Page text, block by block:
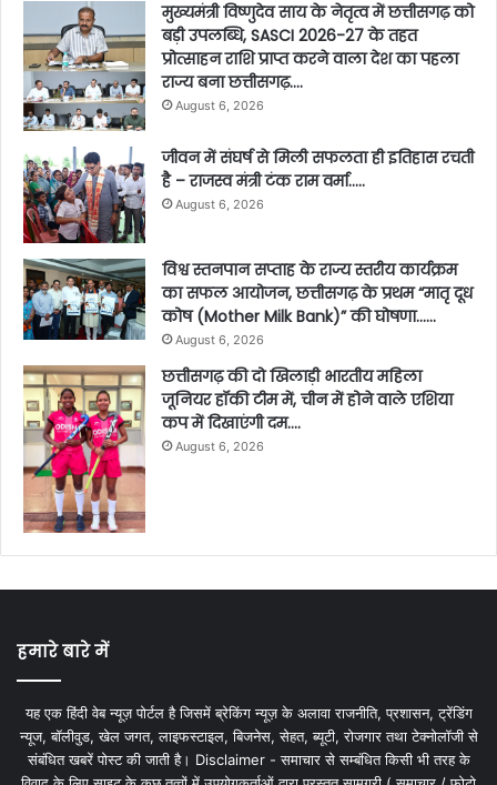
मुख्यमंत्री विष्णुदेव साय के नेतृत्व में छत्तीसगढ़ को
बड़ी उपलब्धि, SASCI 2026-27 के तहत
प्रोत्साहन राशि प्राप्त करने वाला देश का पहला
राज्य बना छत्तीसगढ़….
August 6, 2026
जीवन में संघर्ष से मिली सफलता ही इतिहास रचती
है – राजस्व मंत्री टंक राम वर्मा…..
August 6, 2026
विश्व स्तनपान सप्ताह के राज्य स्तरीय कार्यक्रम
का सफल आयोजन, छत्तीसगढ़ के प्रथम “मातृ दूध
कोष (Mother Milk Bank)” की घोषणा……
August 6, 2026
छत्तीसगढ़ की दो खिलाड़ी भारतीय महिला
जूनियर हॉकी टीम में, चीन में होने वाले एशिया
कप में दिखाएंगी दम….
August 6, 2026
हमारे बारे में
यह एक हिंदी वेब न्यूज़ पोर्टल है जिसमें ब्रेकिंग न्यूज़ के अलावा राजनीति, प्रशासन, ट्रेंडिंग
न्यूज, बॉलीवुड, खेल जगत, लाइफस्टाइल, बिजनेस, सेहत, ब्यूटी, रोजगार तथा टेक्नोलॉजी से
संबंधित खबरें पोस्ट की जाती है। Disclaimer - समाचार से सम्बंधित किसी भी तरह के